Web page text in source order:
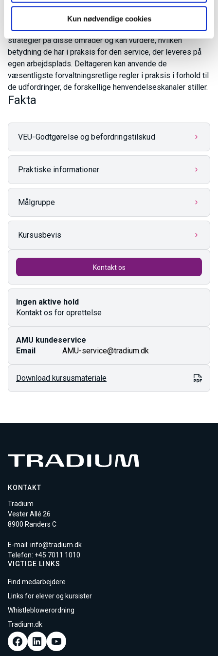
Kun nødvendige cookies
Ingen aktive hold
Kontakt os for oprettelse
AMU kundeservice
Email
AMU-service@tradium.dk
Download kursusmateriale
service ud fra de givne rammer.
Deltageren kan anvende viden om egne, lokale politikker og
strategier på disse områder og kan vurdere, hvilken
betydning de har i praksis for den service, der leveres på
egen arbejdsplads. Deltageren kan anvende de
væsentligste forvaltningsretlige regler i praksis i forhold til
de udfordringer, de forskellige henvendelseskanaler stiller.
Fakta
VEU-Godtgørelse og befordringstilskud
Praktiske informationer
Målgruppe
Kursusbevis
Kontakt os
KONTAKT
Tradium
Vester Allé 26
8900 Randers C
E-mail: info@tradium.dk
Telefon: +45 7011 1010
VIGTIGE LINKS
Find medarbejdere
Links for elever og kursister
Whistleblowerordning
Tradium.dk